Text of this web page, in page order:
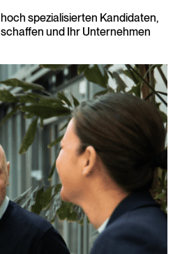
spezialisierten Kandidaten,
und Ihr Unternehmen